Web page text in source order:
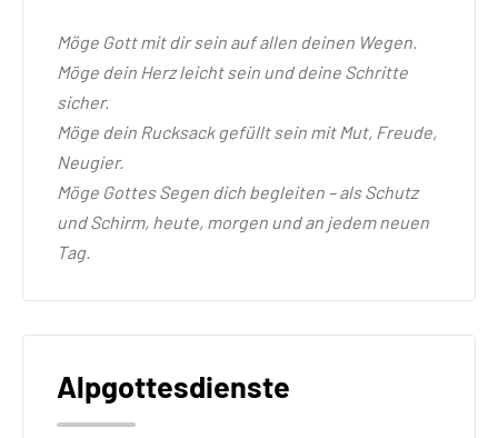
Möge Gott mit dir sein auf allen deinen Wegen.
Möge dein Herz leicht sein und deine Schritte
sicher.
Möge dein Rucksack gefüllt sein mit Mut, Freude,
Neugier.
Möge Gottes Segen dich begleiten – als Schutz
und Schirm, heute, morgen und an jedem neuen
Tag.
Alpgottesdienste